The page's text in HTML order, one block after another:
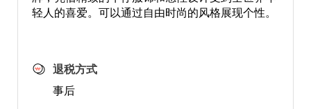
轻人的喜爱。可以通过自由时尚的风格展现个性。
退税方式
事后